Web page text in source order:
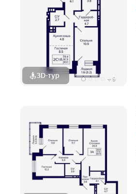
3D-тур + 9